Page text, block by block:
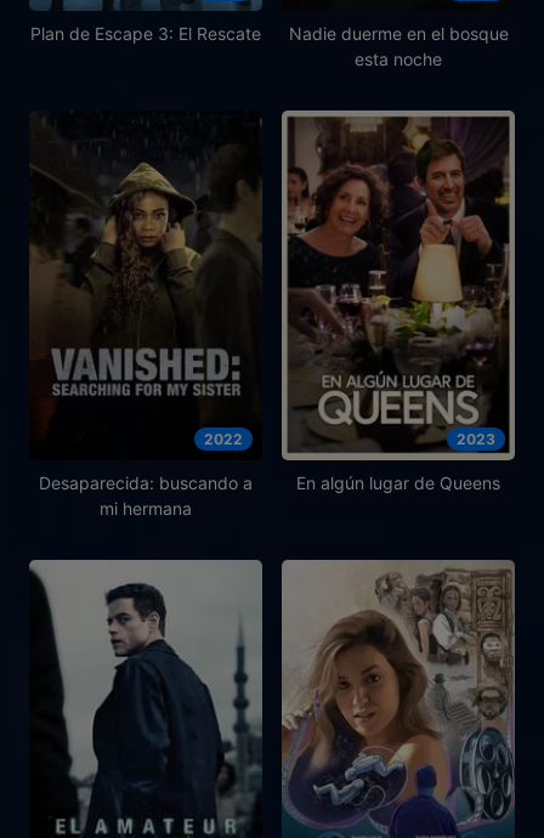
Plan de Escape 3: El Rescate
Nadie duerme en el bosque
esta noche
2022
Desaparecida: buscando a
mi hermana
2023
En algún lugar de Queens